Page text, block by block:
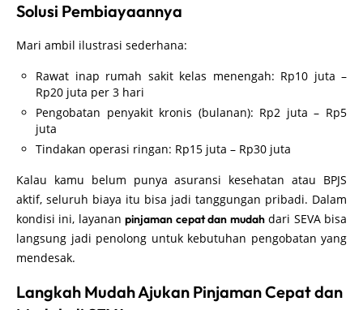
Solusi Pembiayaannya
Mari ambil ilustrasi sederhana:
Rawat inap rumah sakit kelas menengah: Rp10 juta –
Rp20 juta per 3 hari
Pengobatan penyakit kronis (bulanan): Rp2 juta – Rp5
juta
Tindakan operasi ringan: Rp15 juta – Rp30 juta
Kalau kamu belum punya asuransi kesehatan atau BPJS
aktif, seluruh biaya itu bisa jadi tanggungan pribadi. Dalam
kondisi ini, layananpinjaman cepat dan mudahdari SEVA bisa
langsung jadi penolong untuk kebutuhan pengobatan yang
mendesak.
Langkah Mudah Ajukan Pinjaman Cepat dan